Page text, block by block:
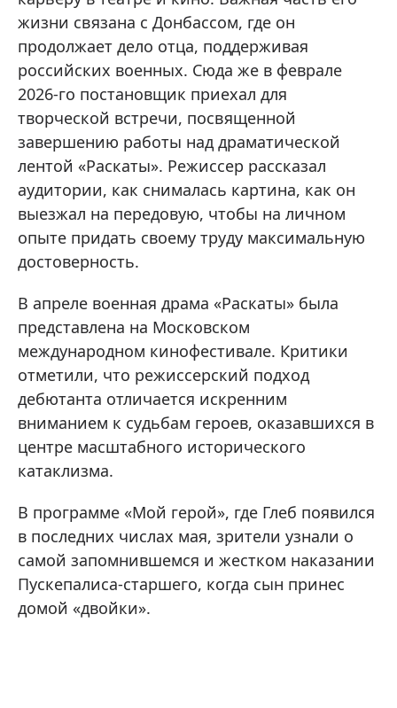
жизни связана с Донбассом, где он
продолжает дело отца, поддерживая
российских военных. Сюда же в феврале
2026-го постановщик приехал для
творческой встречи, посвященной
завершению работы над драматической
лентой «Раскаты». Режиссер рассказал
аудитории, как снималась картина, как он
выезжал на передовую, чтобы на личном
опыте придать своему труду максимальную
достоверность.
В апреле военная драма «Раскаты» была
представлена на Московском
международном кинофестивале. Критики
отметили, что режиссерский подход
дебютанта отличается искренним
вниманием к судьбам героев, оказавшихся в
центре масштабного исторического
катаклизма.
В программе «Мой герой», где Глеб появился
в последних числах мая, зрители узнали о
самой запомнившемся и жестком наказании
Пускепалиса-старшего, когда сын принес
домой «двойки».